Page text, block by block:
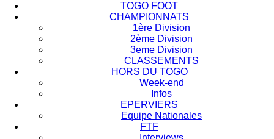
TOGO FOOT
CHAMPIONNATS
1ère Division
2ème Division
3eme Division
CLASSEMENTS
HORS DU TOGO
Week-end
Infos
EPERVIERS
Equipe Nationales
FTF